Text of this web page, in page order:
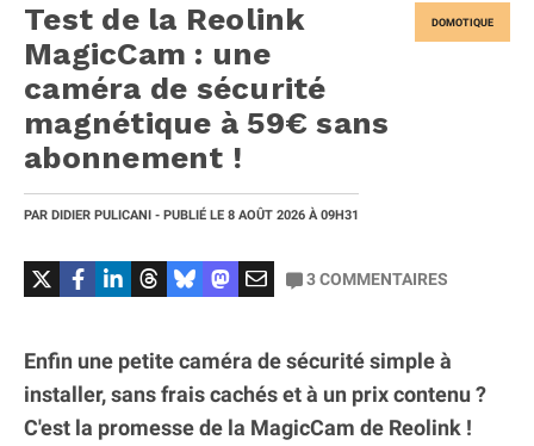
DOMOTIQUE
Test de la Reolink
MagicCam : une
caméra de sécurité
magnétique à 59€ sans
abonnement !
PAR DIDIER PULICANI - PUBLIÉ LE 8 AOÛT 2026 À 09H31
3COMMENTAIRES
Enfin une petite caméra de sécurité simple à
installer, sans frais cachés et à un prix contenu ?
C'est la promesse de la MagicCam de Reolink !